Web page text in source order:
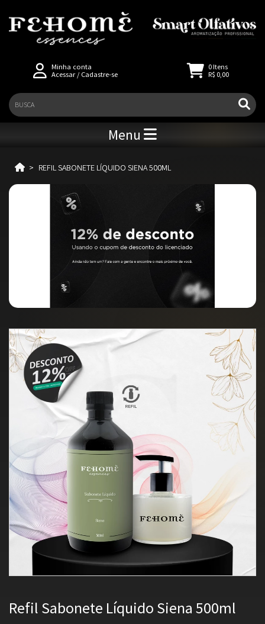
Minha conta
Acessar/ Cadastre-se
0Itens
R$ 0,00
Menu
REFIL SABONETE LÍQUIDO SIENA 500ML
Refil Sabonete Líquido Siena 500ml